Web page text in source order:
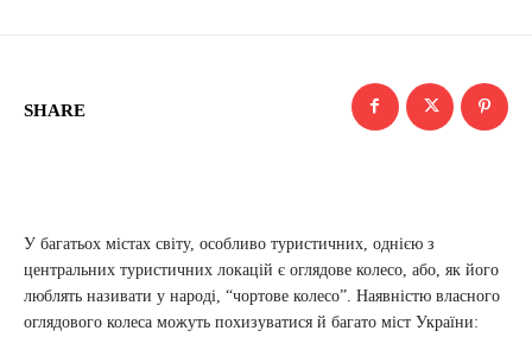
SHARE
У багатьох містах світу, особливо туристичних, однією з
центральних туристичних локацій є оглядове колесо, або, як його
люблять називати у народі, “чортове колесо”. Наявністю власного
оглядового колеса можуть похизуватися й багато міст України: